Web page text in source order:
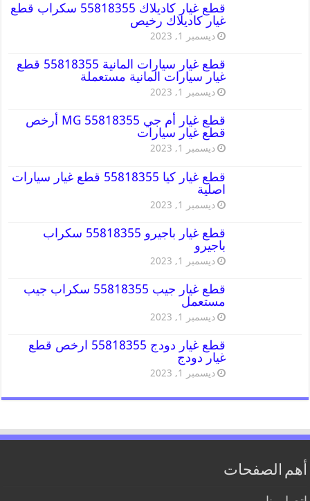
قطع غيار كاديلاك 55818355 سكراب قطع
غيار كاديلاك رخيص
ديسمبر 1, 2023
قطع غيار سيارات المانية 55818355 قطع
غيار سيارات المانية مستعملة
ديسمبر 1, 2023
قطع غيار أم جي MG 55818355 أرخص
قطع غيار سيارات
ديسمبر 1, 2023
قطع غيار كيا 55818355 قطع غيار سيارات
اصلية
ديسمبر 1, 2023
قطع غيار باجيرو 55818355 سكراب
باجيرو
ديسمبر 1, 2023
قطع غيار جيب 55818355 سكراب جيب
مستعمل
ديسمبر 1, 2023
قطع غيار دودج 55818355 ارخص قطع
غيار دودج
ديسمبر 1, 2023
أهم الصفحات